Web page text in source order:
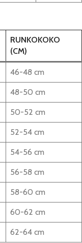
RUNKOKOKO
(CM)
46-48 cm
48-50 cm
50-52 cm
52-54 cm
54-56 cm
56-58 cm
58-60 cm
60-62 cm
62-64 cm